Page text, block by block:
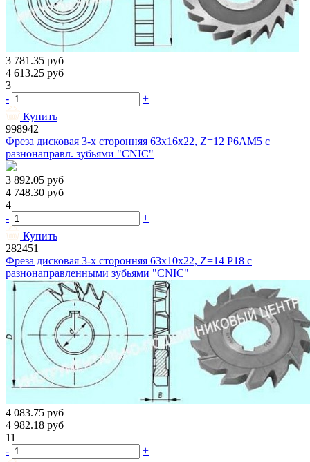
3 781.35 руб
4 613.25 руб
3
-
+
Купить
998942
Фреза дисковая 3-х сторонняя 63х16х22, Z=12 Р6АМ5 с
разнонаправл. зубьями "CNIC"
3 892.05 руб
4 748.30 руб
4
-
+
Купить
282451
Фреза дисковая 3-х сторонняя 63х10х22, Z=14 Р18 с
разнонаправленными зубьями "CNIC"
4 083.75 руб
4 982.18 руб
11
-
+